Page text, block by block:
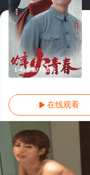
1-40全集/大结局
 在线观看